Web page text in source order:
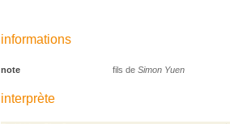
informations
note fils de Simon Yuen
interprète